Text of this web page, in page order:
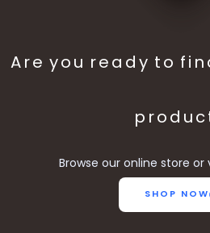
Are you ready to
Browse our online store or
SHOP NOW